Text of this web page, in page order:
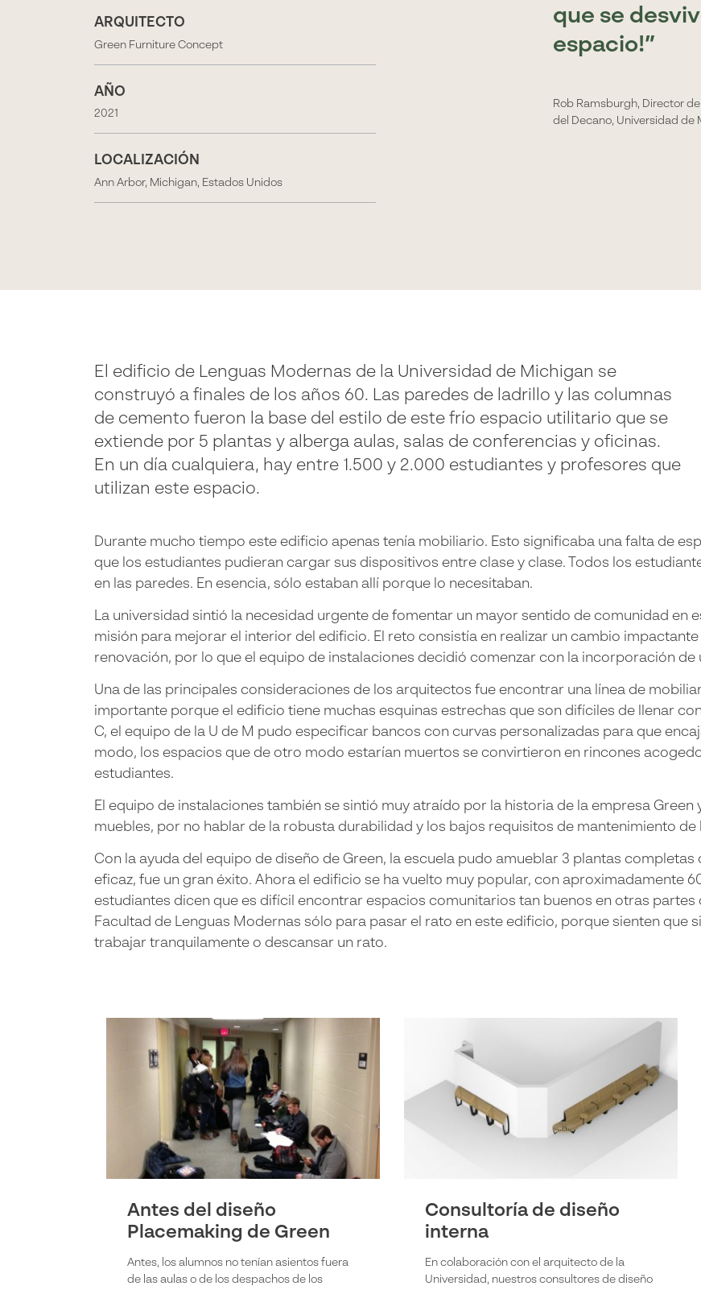
ARQUITECTO
Green Furniture Concept
AÑO
2021
LOCALIZACIÓN
Ann Arbor, Michigan, Estados Unidos
que se
espacio!
Rob Ramsburgh, Director
del Decano, Universidad de
El edificio de Lenguas Modernas de la Universidad de Michigan se
construyó a finales de los años 60. Las paredes de ladrillo y las columnas
de cemento fueron la base del estilo de este frío espacio utilitario que se
extiende por 5 plantas y alberga aulas, salas de conferencias y oficinas.
En un día cualquiera, hay entre 1.500 y 2.000 estudiantes y profesores que
utilizan este espacio.
Durante mucho tiempo este edificio apenas tenía mobiliario. Esto significaba una falta de
que los estudiantes pudieran cargar sus dispositivos entre clase y clase. Todos los
en las paredes. En esencia, sólo estaban allí porque lo necesitaban.
La universidad sintió la necesidad urgente de fomentar un mayor sentido de comunidad en
misión para mejorar el interior del edificio. El reto consistía en realizar un cambio
renovación, por lo que el equipo de instalaciones decidió comenzar con la incorporación
Una de las principales consideraciones de los arquitectos fue encontrar una línea de
importante porque el edificio tiene muchas esquinas estrechas que son difíciles de llenar
C, el equipo de la U de M pudo especificar bancos con curvas personalizadas para que
modo, los espacios que de otro modo estarían muertos se convirtieron en rincones
estudiantes.
El equipo de instalaciones también se sintió muy atraído por la historia de la empresa
muebles, por no hablar de la robusta durabilidad y los bajos requisitos de mantenimiento de
Con la ayuda del equipo de diseño de Green, la escuela pudo amueblar 3 plantas
eficaz, fue un gran éxito. Ahora el edificio se ha vuelto muy popular, con aproximadamente
estudiantes dicen que es difícil encontrar espacios comunitarios tan buenos en otras partes
Facultad de Lenguas Modernas sólo para pasar el rato en este edificio, porque sienten que
trabajar tranquilamente o descansar un rato.
Antes del diseño
Placemaking de Green
Antes, los alumnos no tenían asientos fuera
de las aulas o de los despachos de los
Consultoría de diseño
interna
En colaboración con el arquitecto de la
Universidad, nuestros consultores de diseño